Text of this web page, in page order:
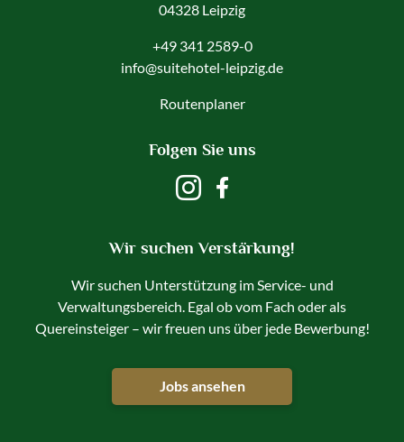
04328 Leipzig
+49 341 2589-0
info@suitehotel-leipzig.de
Routenplaner
Folgen Sie uns
Wir suchen Verstärkung!
Wir suchen Unterstützung im Service- und
Verwaltungsbereich. Egal ob vom Fach oder als
Quereinsteiger – wir freuen uns über jede Bewerbung!
Jobs ansehen